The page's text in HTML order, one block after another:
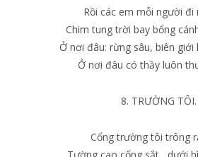
Rồi các em mỗi người đi
Chim tung trời bay bổng
Ở nơi đâu: rừng sâu, biên giới
Ở nơi đâu có thầy luôn
8. TRƯỜNG TÔI.
Cổng trường tôi trông